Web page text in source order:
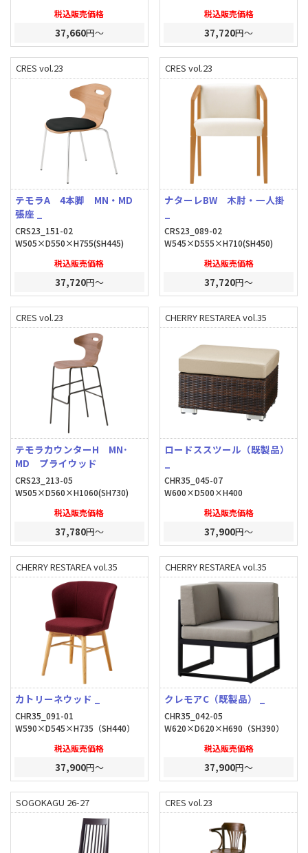
税込販売価格
37,660円～
税込販売価格
37,720円～
CRES vol.23
テモラA 4本脚 MN・MD
張座 _
CRS23_151-02
W505×D550×H755(SH445)
税込販売価格
37,720円～
CRES vol.23
ナターレBW 木肘・一人掛
CRS23_089-02
W545×D555×H710(SH450)
税込販売価格
37,720円～
CRES vol.23
テモラカウンターH MN･
MD プライウッド
CRS23_213-05
W505×D560×H1060(SH730)
税込販売価格
37,780円～
CHERRY RESTAREA vol.35
ロードススツール（既製品）
CHR35_045-07
W600×D500×H400
税込販売価格
37,900円～
CHERRY RESTAREA vol.35
カトリーネウッド _
CHR35_091-01
W590×D545×H735（SH440）
税込販売価格
37,900円～
CHERRY RESTAREA vol.35
クレモアC（既製品） _
CHR35_042-05
W620×D620×H690（SH390）
税込販売価格
37,900円～
SOGOKAGU 26-27 CRES vol.23